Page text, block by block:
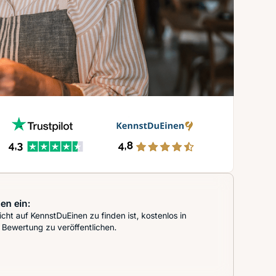
ein:
auf KennstDuEinen zu finden ist, kostenlos in
zu veröffentlichen.